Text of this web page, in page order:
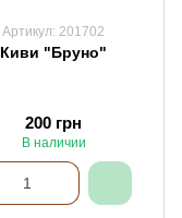
Артикул: 201702
Киви "Бруно"
200 грн
В наличии